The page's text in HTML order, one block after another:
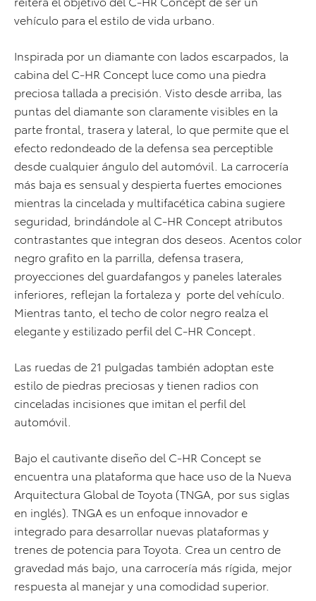
vehículo para el estilo de vida urbano.
Inspirada por un diamante con lados escarpados, la
cabina del C-HR Concept luce como una piedra
preciosa tallada a precisión. Visto desde arriba, las
puntas del diamante son claramente visibles en la
parte frontal, trasera y lateral, lo que permite que el
efecto redondeado de la defensa sea perceptible
desde cualquier ángulo del automóvil. La carrocería
más baja es sensual y despierta fuertes emociones
mientras la cincelada y multifacética cabina sugiere
seguridad, brindándole al C-HR Concept atributos
contrastantes que integran dos deseos. Acentos color
negro grafito en la parrilla, defensa trasera,
proyecciones del guardafangos y paneles laterales
inferiores, reflejan la fortaleza y porte del vehículo.
Mientras tanto, el techo de color negro realza el
elegante y estilizado perfil del C-HR Concept.
Las ruedas de 21 pulgadas también adoptan este
estilo de piedras preciosas y tienen radios con
cinceladas incisiones que imitan el perfil del
automóvil.
Bajo el cautivante diseño del C-HR Concept se
encuentra una plataforma que hace uso de la Nueva
Arquitectura Global de Toyota (TNGA, por sus siglas
en inglés). TNGA es un enfoque innovador e
integrado para desarrollar nuevas plataformas y
trenes de potencia para Toyota. Crea un centro de
gravedad más bajo, una carrocería más rígida, mejor
respuesta al manejar y una comodidad superior.